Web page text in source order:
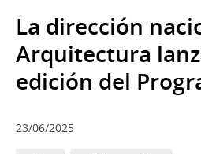
La dirección
Arquitectura
edición del
23/06/2025